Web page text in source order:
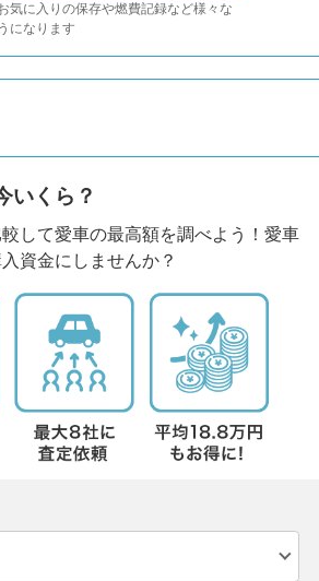
気に入りの保存や燃費記録など様々な
になります
いくら？
して愛車の最高額を調べよう！愛車
資金にしませんか？